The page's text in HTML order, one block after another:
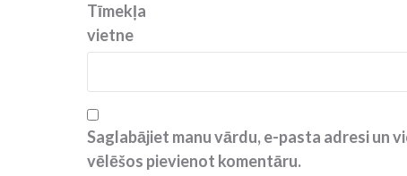
Tīmekļa
vietne
Saglabājiet manu vārdu, e-pasta adresi un
vēlēšos pievienot komentāru.